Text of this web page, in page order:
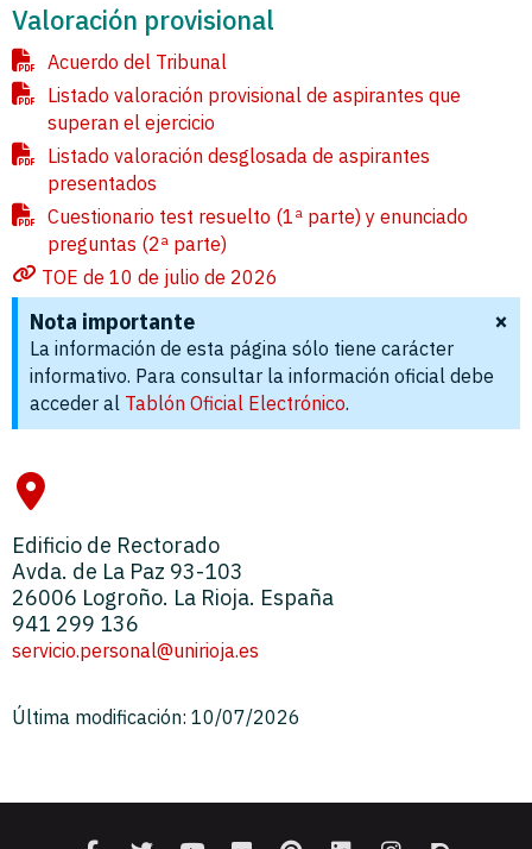
Valoración provisional
Acuerdo del Tribunal
Listado valoración provisional de aspirantes que
superan el ejercicio
Listado valoración desglosada de aspirantes
presentados
Cuestionario test resuelto (1ª parte) y enunciado
preguntas (2ª parte)
TOE de 10 de julio de 2026
Nota importante
La información de esta página sólo tiene carácter
informativo. Para consultar la información oficial debe
acceder al Tablón Oficial Electrónico.
×
Edificio de Rectorado
Avda. de La Paz 93-103
26006 Logroño. La Rioja. España
941 299 136
servicio.personal@unirioja.es
Última modificación: 10/07/2026